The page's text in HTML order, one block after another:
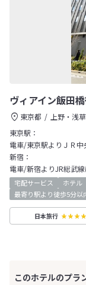
ヴィアイン飯田
東京都 上野・浅
東京駅：
電車/東京駅よりＪＲ
新宿：
電車/新宿よりJR総武
宅配サービス ホテル
最寄り駅より徒歩5分以
日本旅行